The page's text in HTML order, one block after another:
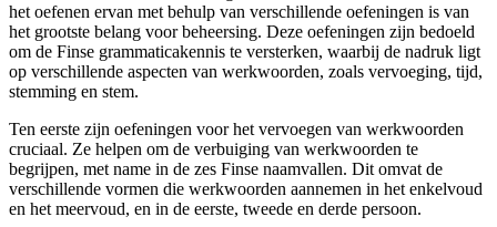
het oefenen ervan met behulp van verschillende oefeningen is van
het grootste belang voor beheersing. Deze oefeningen zijn bedoeld
om de Finse grammaticakennis te versterken, waarbij de nadruk ligt
op verschillende aspecten van werkwoorden, zoals vervoeging, tijd,
stemming en stem.
Ten eerste zijn oefeningen voor het vervoegen van werkwoorden
cruciaal. Ze helpen om de verbuiging van werkwoorden te
begrijpen, met name in de zes Finse naamvallen. Dit omvat de
verschillende vormen die werkwoorden aannemen in het enkelvoud
en het meervoud, en in de eerste, tweede en derde persoon.